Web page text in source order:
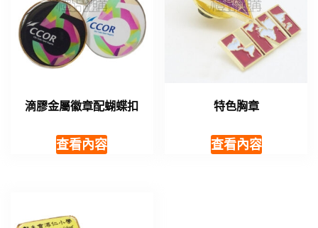
滴膠金屬徽章配蝴蝶扣
查看內容
特色胸章
查看內容